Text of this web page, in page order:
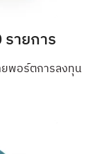
รายการ
ยพอร์ตการลงทุน